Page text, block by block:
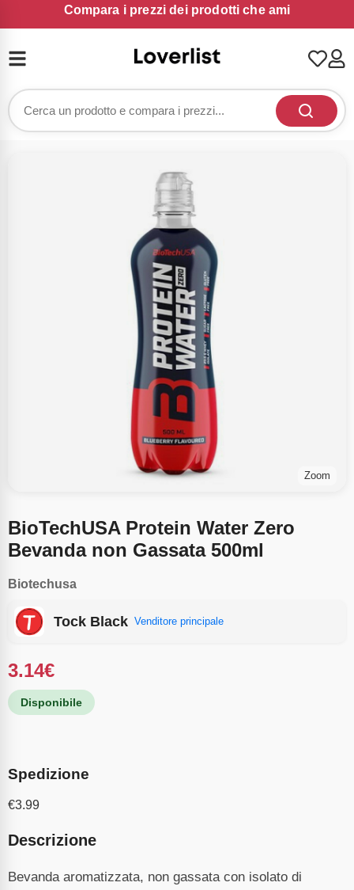
Compara i prezzi dei prodotti che ami
Zoom
BioTechUSA Protein Water Zero
Bevanda non Gassata 500ml
Biotechusa
Tock Black Venditore principale
3.14€
Disponibile
Spedizione
€3.99
Descrizione
Bevanda aromatizzata, non gassata con isolato di